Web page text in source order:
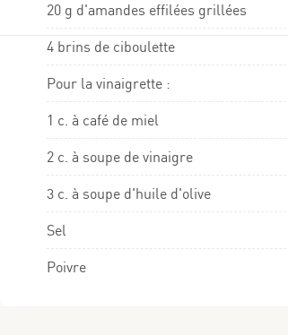
20 g d'amandes effilées grillées
4 brins de ciboulette
Pour la vinaigrette :
1 c. à café de miel
2 c. à soupe de vinaigre
3 c. à soupe d'huile d'olive
Sel
Poivre